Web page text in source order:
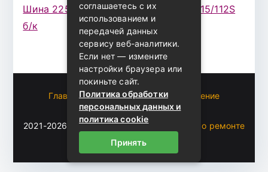
Шина 225/75 Р-16 Nokian Rotiva HT 115/112S
б/к
Главная
Пользовательское соглашение
Карта сайта
2021-2026 (c)Автоблог Владомира — все о ремонте
и эксплуатации авто
соглашаетесь с их
использованием и
передачей данных
сервису веб-аналитики.
Если нет — измените
настройки браузера или
покиньте сайт.
Политика обработки
персональных данных и
политика cookie
Принять